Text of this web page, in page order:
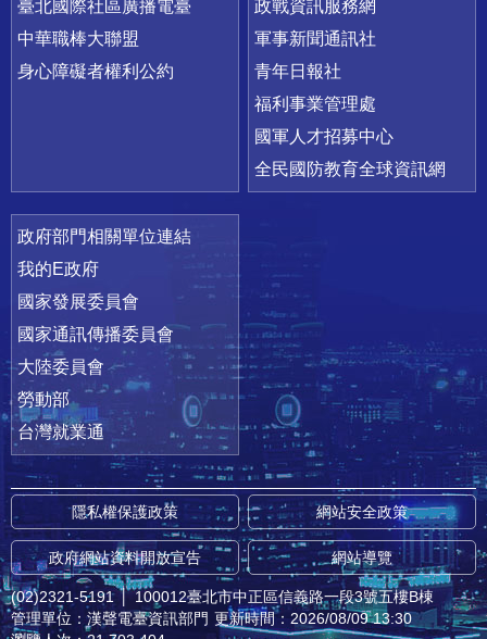
臺北國際社區廣播電臺
中華職棒大聯盟
身心障礙者權利公約
政戰資訊服務網
軍事新聞通訊社
青年日報社
福利事業管理處
國軍人才招募中心
全民國防教育全球資訊網
政府部門相關單位連結
我的E政府
國家發展委員會
國家通訊傳播委員會
大陸委員會
勞動部
台灣就業通
隱私權保護政策 網站安全政策
政府網站資料開放宣告 網站導覽
(02)2321-5191 │ 100012臺北市中正區信義路一段3號五樓B棟
管理單位：漢聲電臺資訊部門 更新時間：2026/08/09 13:30